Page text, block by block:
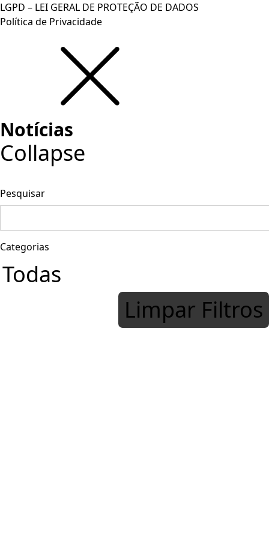
LGPD – LEI GERAL DE PROTEÇÃO DE DADOS
Política de Privacidade
Notícias
Collapse
Pesquisar
Categorias
Limpar Filtros